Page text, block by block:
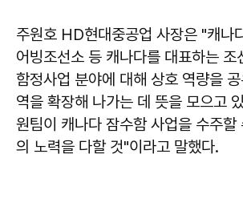
주원호 HD현대중공업 사장은 "캐나
어빙조선소 등 캐나다를 대표하는 조
함정사업 분야에 대해 상호 역량을
역을 확장해 나가는 데 뜻을 모으고
원팀이 캐나다 잠수함 사업을 수주할
의 노력을 다할 것"이라고 말했다.